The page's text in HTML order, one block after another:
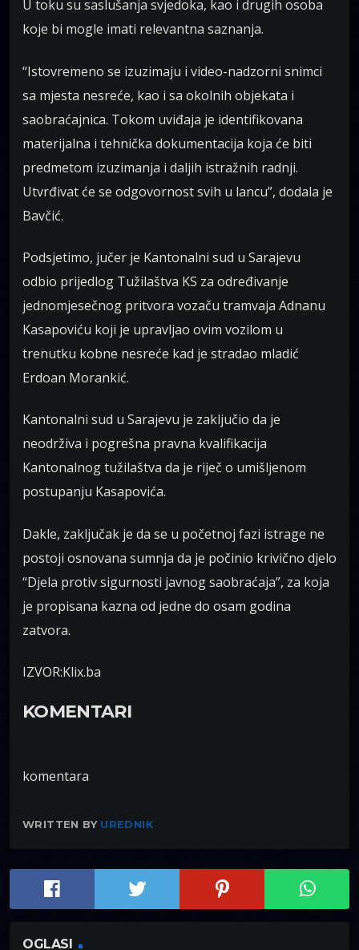
U toku su saslušanja svjedoka, kao i drugih osoba
koje bi mogle imati relevantna saznanja.
“Istovremeno se izuzimaju i video-nadzorni snimci
sa mjesta nesreće, kao i sa okolnih objekata i
saobraćajnica. Tokom uviđaja je identifikovana
materijalna i tehnička dokumentacija koja će biti
predmetom izuzimanja i daljih istražnih radnji.
Utvrđivat će se odgovornost svih u lancu”, dodala je
Bavčić.
Podsjetimo, jučer je Kantonalni sud u Sarajevu
odbio prijedlog Tužilaštva KS za određivanje
jednomjesečnog pritvora vozaču tramvaja Adnanu
Kasapoviću koji je upravljao ovim vozilom u
trenutku kobne nesreće kad je stradao mladić
Erdoan Morankić.
Kantonalni sud u Sarajevu je zaključio da je
neodrživa i pogrešna pravna kvalifikacija
Kantonalnog tužilaštva da je riječ o umišljenom
postupanju Kasapovića.
Dakle, zaključak je da se u početnoj fazi istrage ne
postoji osnovana sumnja da je počinio krivično djelo
“Djela protiv sigurnosti javnog saobraćaja”, za koja
je propisana kazna od jedne do osam godina
zatvora.
IZVOR:Klix.ba
KOMENTARI
komentara
WRITTEN BY UREDNIK
OGLASI